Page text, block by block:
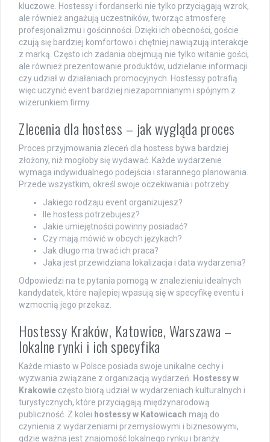
kluczowe. Hostessy i fordanserki nie tylko przyciągają wzrok,
ale również angażują uczestników, tworząc atmosferę
profesjonalizmu i gościnności. Dzięki ich obecności, goście
czują się bardziej komfortowo i chętniej nawiązują interakcje
z marką. Często ich zadania obejmują nie tylko witanie gości,
ale również prezentowanie produktów, udzielanie informacji
czy udział w działaniach promocyjnych. Hostessy potrafią
więc uczynić event bardziej niezapomnianym i spójnym z
wizerunkiem firmy.
Zlecenia dla hostess – jak wygląda proces
Proces przyjmowania zleceń dla hostess bywa bardziej
złożony, niż mogłoby się wydawać. Każde wydarzenie
wymaga indywidualnego podejścia i starannego planowania.
Przede wszystkim, określ swoje oczekiwania i potrzeby:
Jakiego rodzaju event organizujesz?
Ile hostess potrzebujesz?
Jakie umiejętności powinny posiadać?
Czy mają mówić w obcych językach?
Jak długo ma trwać ich praca?
Jaka jest przewidziana lokalizacja i data wydarzenia?
Odpowiedzi na te pytania pomogą w znalezieniu idealnych
kandydatek, które najlepiej wpasują się w specyfikę eventu i
wzmocnią jego przekaz.
Hostessy Kraków, Katowice, Warszawa –
lokalne rynki i ich specyfika
Każde miasto w Polsce posiada swoje unikalne cechy i
wyzwania związane z organizacją wydarzeń.
Hostessy w
Krakowie często biorą udział w wydarzeniach kulturalnych i
turystycznych, które przyciągają międzynarodową
publiczność. Z kolei hostessy w Katowicach mają do
czynienia z wydarzeniami przemysłowymi i biznesowymi,
gdzie ważna jest znajomość lokalnego rynku i branży.